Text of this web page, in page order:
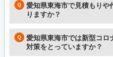
愛知県東海市で見積もりや
りますか？
愛知県東海市では新型コロ
対策をとっていますか？